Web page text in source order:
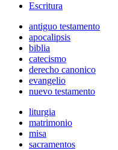
Escritura
antiguo testamento
apocalipsis
biblia
catecismo
derecho canonico
evangelio
nuevo testamento
liturgia
matrimonio
misa
sacramentos